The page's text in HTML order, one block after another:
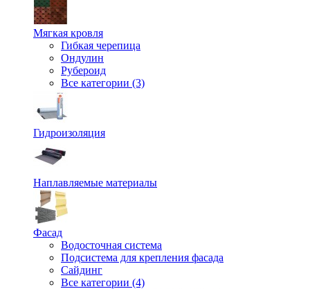
Мягкая кровля
Гибкая черепица
Ондулин
Рубероид
Все категории (3)
Гидроизоляция
Наплавляемые материалы
Фасад
Водосточная система
Подсистема для крепления фасада
Сайдинг
Все категории (4)